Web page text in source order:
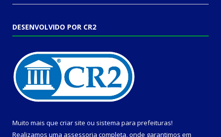
DESENVOLVIDO POR CR2
Muito mais que criar site ou sistema para prefeituras!
Realizamos uma assessoria completa, onde garantimos em